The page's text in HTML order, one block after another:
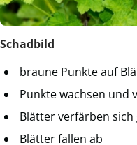
Schadbild
braune Punkte auf
Punkte wachsen und
Blätter verfärben
Blätter fallen ab